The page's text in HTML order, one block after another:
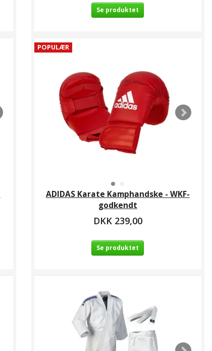
Se produktet
POPULÆR
ADIDAS Karate Kamphandske - WKF-
godkendt
DKK 239,00
Se produktet